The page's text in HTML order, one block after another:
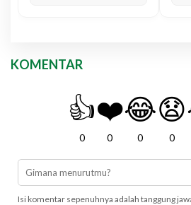
KOMENTAR
👍
0
❤️
0
😂
0
😧
0
Isi komentar sepenuhnya adalah tanggung